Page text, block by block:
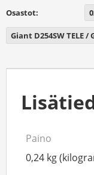
Osastot:
Giant D254SW TELE /
Paino
0,24 kg